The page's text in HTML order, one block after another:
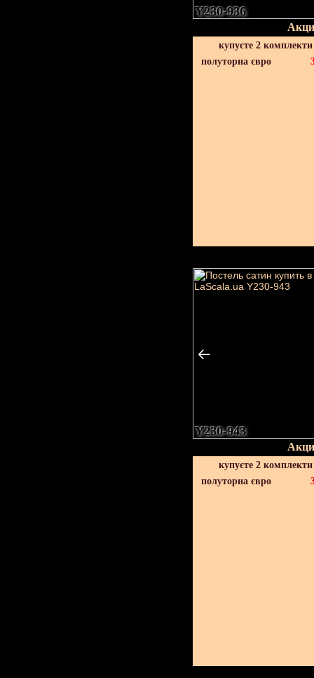
Y230-936
купуєте 2
полуторна євро
Y230-943
купуєте 2
полуторна євро